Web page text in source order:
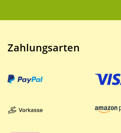
Zahlungsarten